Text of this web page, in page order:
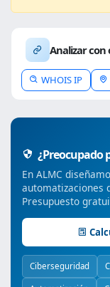
Analizar
WHOIS IP
¿Preocupado
En ALMC
automatizaciones
Presupuesto
Ciberseguridad